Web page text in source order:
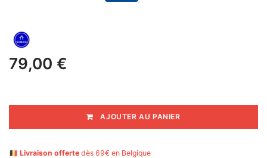
79,00 €
AJOUTER AU PANIER
🇧🇪 Livraison offerte dès 69€ en Belgique